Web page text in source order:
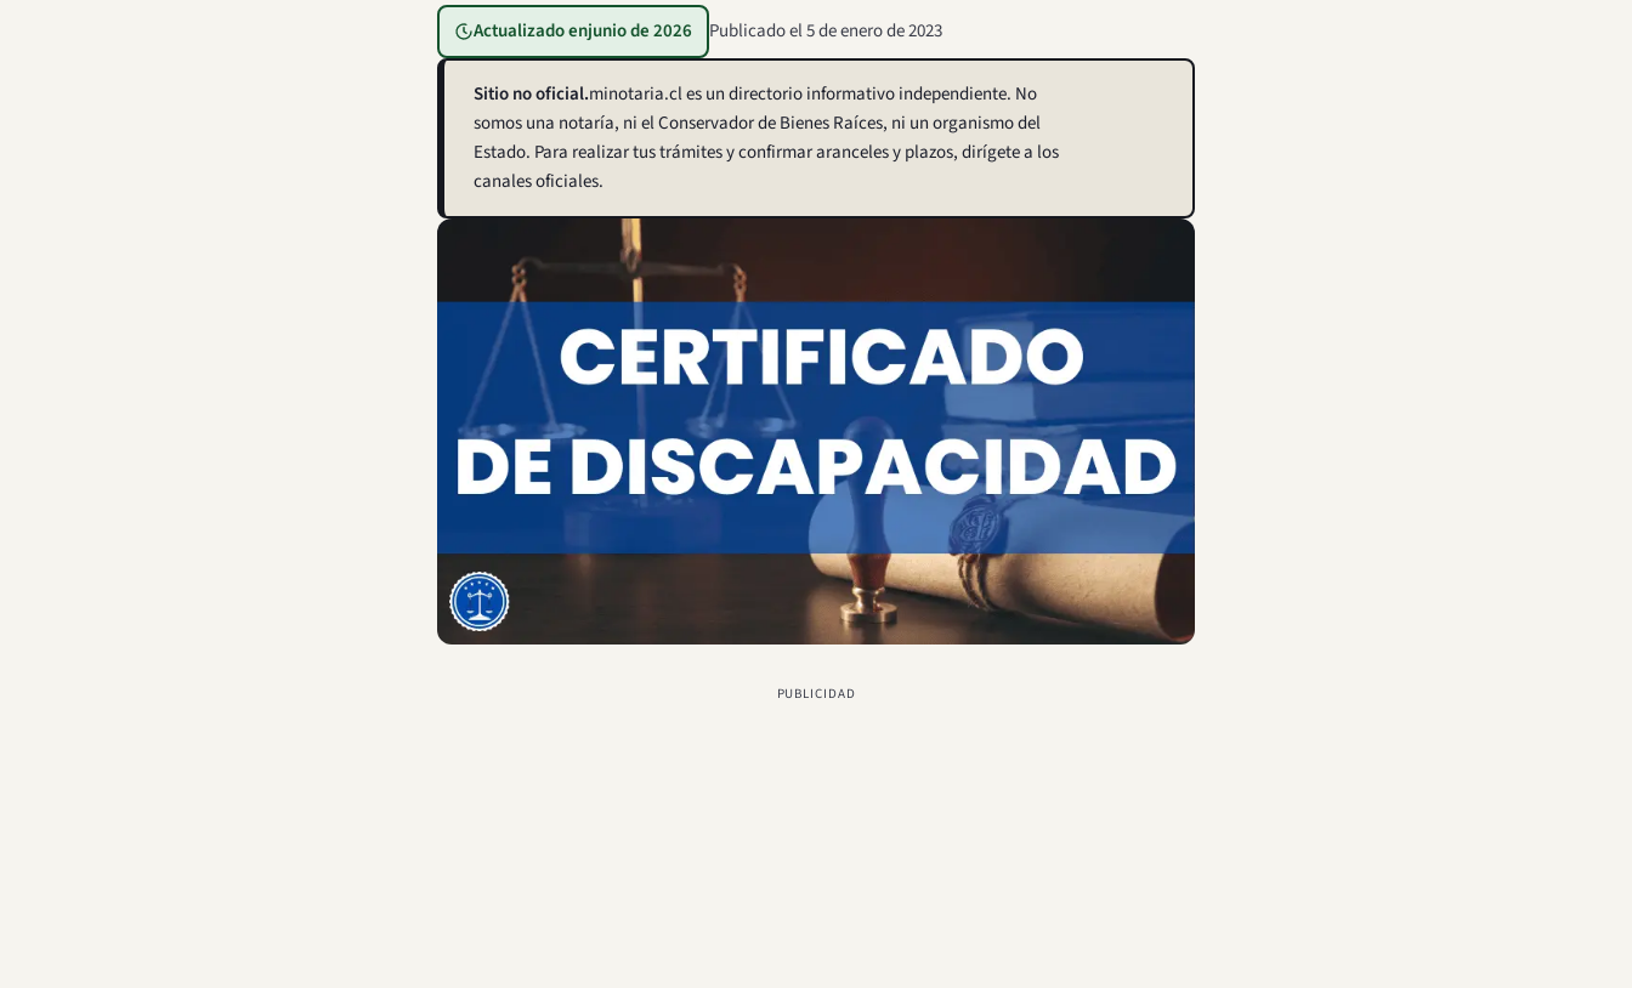
Actualizado enjunio de 2026 Publicado el5 de enero de 2023
Sitio no oficial.minotaria.cl es un directorio informativo independiente. No
somos una notaría, ni el Conservador de Bienes Raíces, ni un organismo del
Estado. Para realizar tus trámites y confirmar aranceles y plazos, dirígete a los
canales oficiales.
PUBLICIDAD